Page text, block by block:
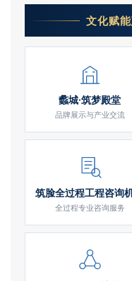
文化赋
蠡城·筑梦殿堂
品牌展示与产业交流
筑脸全过程工程咨询
全过程专业咨询服务